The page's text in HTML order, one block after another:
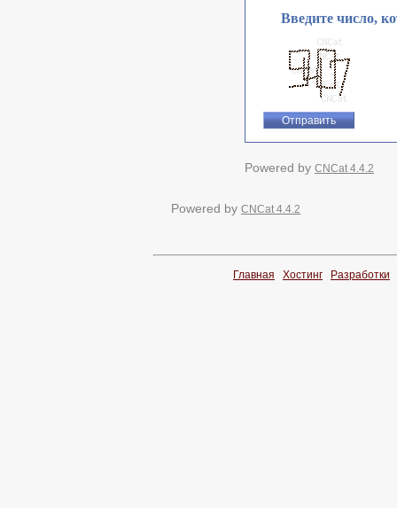
Введите число,
Powered by CNCat 4.4.2
Powered by CNCat 4.4.2
Главная Хостинг Разработки